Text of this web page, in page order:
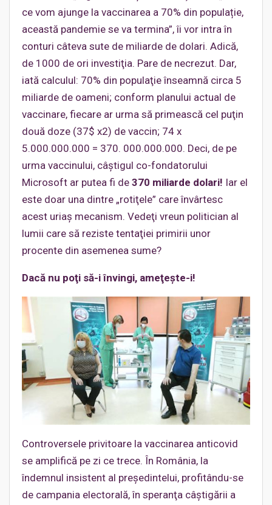
ce vom ajunge la vaccinarea a 70% din populație,
această pandemie se va termina”, îi vor intra în
conturi câteva sute de miliarde de dolari. Adică,
de 1000 de ori investiţia. Pare de necrezut. Dar,
iată calculul: 70% din populaţie înseamnă circa 5
miliarde de oameni; conform planului actual de
vaccinare, fiecare ar urma să primească cel puţin
două doze (37$ x2) de vaccin; 74 x
5.000.000.000 = 370. 000.000.000. Deci, de pe
urma vaccinului, câştigul co-fondatorului
Microsoft ar putea fi de 370 miliarde dolari! Iar el
este doar una dintre „rotiţele” care învârtesc
acest uriaş mecanism. Vedeţi vreun politician al
lumii care să reziste tentaţiei primirii unor
procente din asemenea sume?
Dacă nu poţi să-i învingi, ameţeşte-i!
Controversele privitoare la vaccinarea anticovid
se amplifică pe zi ce trece. În România, la
îndemnul insistent al preşedintelui, profitându-se
de campania electorală, în speranţa câştigării a